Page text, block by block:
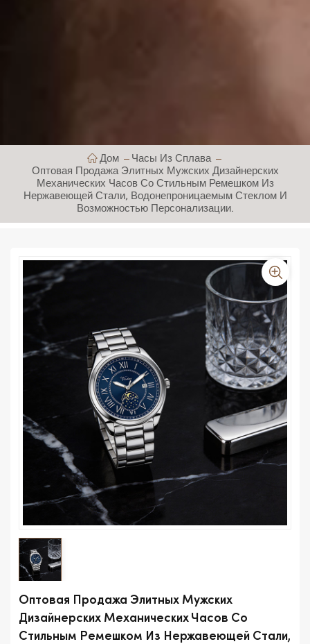
Дом
Часы Из Сплава
Оптовая Продажа Элитных Мужских Дизайнерских
Механических Часов Со Стильным Ремешком Из
Нержавеющей Стали, Водонепроницаемым Стеклом И
Возможностью Персонализации.
Оптовая Продажа Элитных Мужских
Дизайнерских Механических Часов Со
Стильным Ремешком Из Нержавеющей Стали,